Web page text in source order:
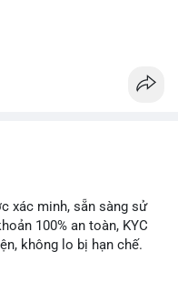
xác minh, sẵn sàng sử
100% an toàn, KYC
không lo bị hạn chế.